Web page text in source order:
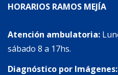
HORARIOS RAMOS MEJÍA
Atención ambulatoria:
sábado 8 a 17hs.
Diagnóstico por Imágenes: